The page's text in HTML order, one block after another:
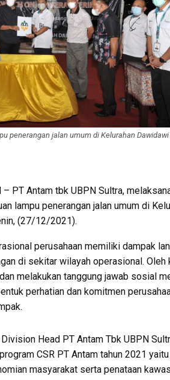
penerangan jalan umum di Kelurahan Dawidawi
– PT Antam tbk UBPN Sultra,
lampu penerangan jalan umum di
(27/12/2021).
perusahaan memiliki dampak
di sekitar wilayah operasional. Oleh
melakukan tanggung jawab sosial
perhatian dan komitmen
Head PT Antam Tbk UBPN
CSR PT Antam tahun 2021 yaitu
masyarakat serta penataan